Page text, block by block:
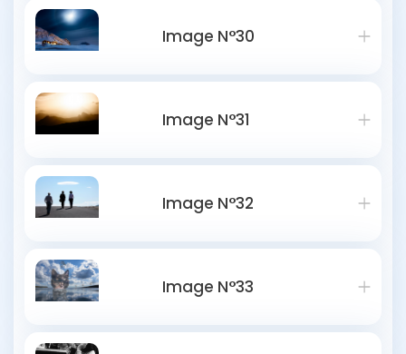
Image N°30
Image N°31
Image N°32
Image N°33